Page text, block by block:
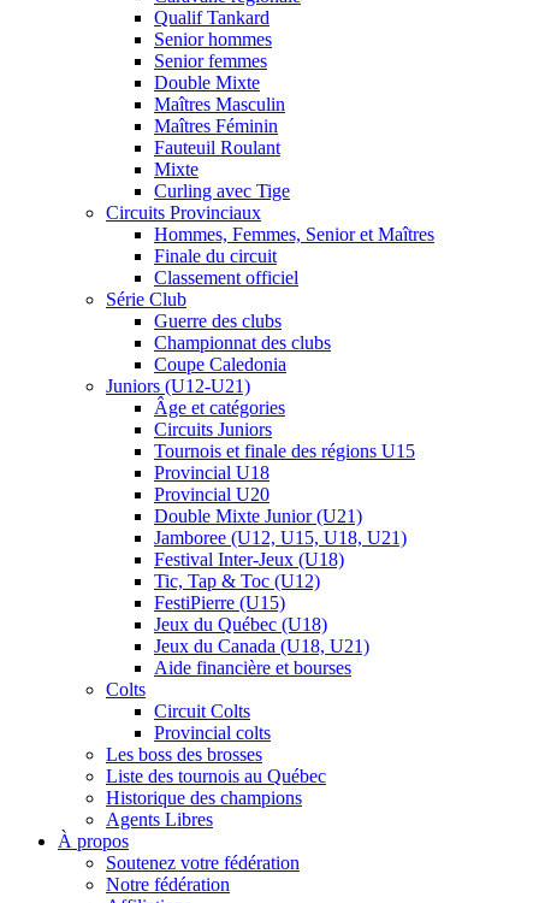
Qualif Tankard
Senior hommes
Senior femmes
Double Mixte
Maîtres Masculin
Maîtres Féminin
Fauteuil Roulant
Mixte
Curling avec Tige
Circuits Provinciaux
Hommes, Femmes, Senior et Maîtres
Finale du circuit
Classement officiel
Série Club
Guerre des clubs
Championnat des clubs
Coupe Caledonia
Juniors (U12-U21)
Âge et catégories
Circuits Juniors
Tournois et finale des régions U15
Provincial U18
Provincial U20
Double Mixte Junior (U21)
Jamboree (U12, U15, U18, U21)
Festival Inter-Jeux (U18)
Tic, Tap & Toc (U12)
FestiPierre (U15)
Jeux du Québec (U18)
Jeux du Canada (U18, U21)
Aide financière et bourses
Colts
Circuit Colts
Provincial colts
Les boss des brosses
Liste des tournois au Québec
Historique des champions
Agents Libres
À propos
Soutenez votre fédération
Notre fédération